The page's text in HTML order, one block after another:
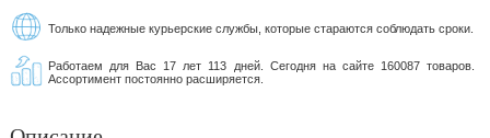
Только надежные курьерские службы, которые стараются соблюдать сроки.
Работаем для Вас 17 лет 113 дней. Сегодня на сайте 160087 товаров.
Ассортимент постоянно расширяется.